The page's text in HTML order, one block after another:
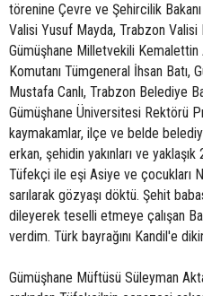
törenine Çevre ve Şehircilik
Valisi Yusuf Mayda, Trabzon Valisi
Gümüşhane Milletvekili Kemalettin
Komutanı Tümgeneral İhsan Batı,
Mustafa Canlı, Trabzon Belediye
Gümüşhane Üniversitesi Rektörü
kaymakamlar, ilçe ve belde
erkan, şehidin yakınları ve
Tüfekçi ile eşi Asiye ve çocukları
sarılarak gözyaşı döktü. Şehit
dileyerek teselli etmeye çalışan
verdim. Türk bayrağını Kandil'e
Gümüşhane Müftüsü Süleyman